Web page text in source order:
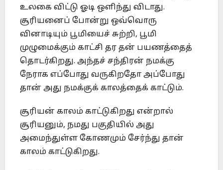
உலகை விட்டு ஓடி ஒளிந்து விடாது.
சூரியனைப் போன்று ஒவ்வொரு
வினாடியும் பூமியைச் சுற்றி, பூமி
முழுமைக்கும் காட்சி தர தன் பயணத்தைத்
தொடர்கிறது. அந்தச் சந்திரன் நமக்கு
நேராக எப்போது வருகிறதோ அப்போது
தான் அது நமக்குக் காலத்தைக் காட்டும்.
சூரியன் காலம் காட்டுகிறது என்றால்
சூரியனும், நமது பகுதியில் அது
அமைந்துள்ள கோணமும் சேர்ந்து தான்
காலம் காட்டுகிறது.